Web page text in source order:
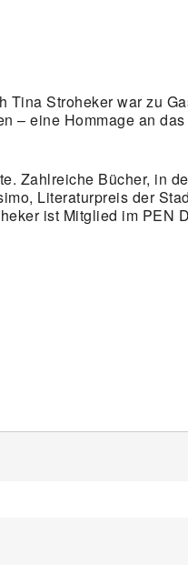
Stroheker war zu
– eine Hommage an
Zahlreiche Bücher, in
Literaturpreis der
ist Mitglied im PEN